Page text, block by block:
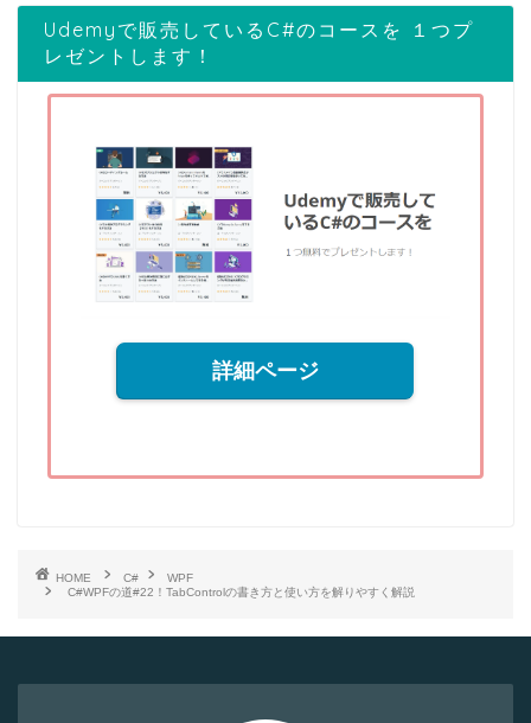
Udemyで販売しているC#のコースを １つプ
レゼントします！
詳細ページ
HOME C#
WPF
C#WPFの道#22！TabControlの書き方と使い方を解りやすく解説